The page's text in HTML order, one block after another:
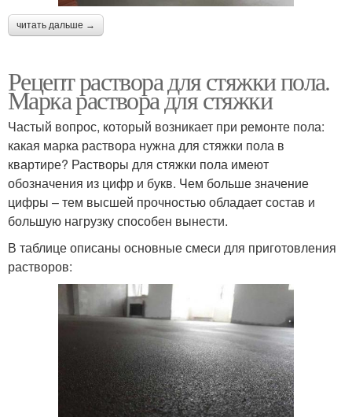
читать дальше →
Рецепт раствора для стяжки пола.
Марка раствора для стяжки
Частый вопрос, который возникает при ремонте пола:
какая марка раствора нужна для стяжки пола в
квартире? Растворы для стяжки пола имеют
обозначения из цифр и букв. Чем больше значение
цифры – тем высшей прочностью обладает состав и
большую нагрузку способен вынести.
В таблице описаны основные смеси для приготовления
растворов: